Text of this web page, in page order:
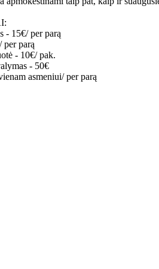
- 15€/ per parą
per parą
- 10€/ pak.
- 50€
asmeniui/ per parą